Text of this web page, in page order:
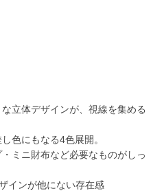
立体デザインが、視線を集める
色にもなる4色展開。
ミニ財布など必要なものがしっ
インが他にない存在感